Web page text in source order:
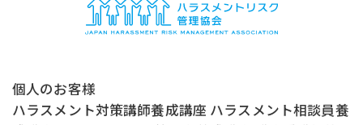
個人のお客様
ハラスメント対策講師養成講座 ハラスメント相談員養